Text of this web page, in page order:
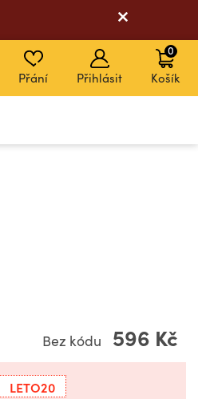
Přání Přihlásit Košík
0
Bez kódu 596 Kč
LETO20